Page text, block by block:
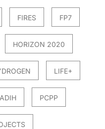
FIRES FP7
HORIZON 2020
LIFE+
PCPP